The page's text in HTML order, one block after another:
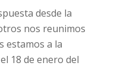
desde la
nos reunimos
estamos a la
18 de enero del